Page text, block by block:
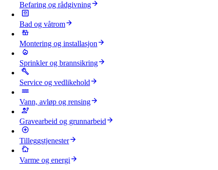
Befaring og rådgivning
Bad og våtrom
Montering og installasjon
Sprinkler og brannsikring
Service og vedlikehold
Vann, avløp og rensing
Gravearbeid og grunnarbeid
Tilleggstjenester
Varme og energi